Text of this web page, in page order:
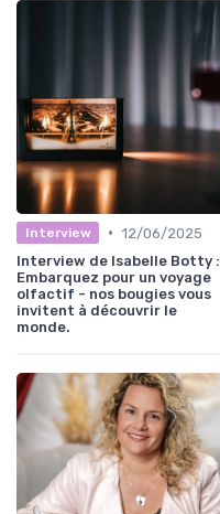
Interview • 12/06/2025
Interview de Isabelle Botty :
Embarquez pour un voyage
olfactif - nos bougies vous
invitent à découvrir le
monde.